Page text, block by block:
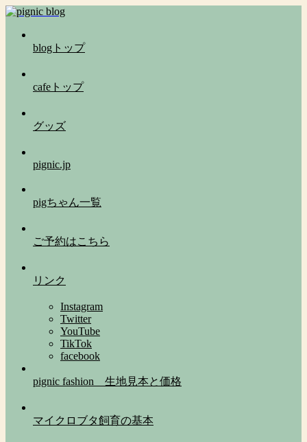
blogトップ
cafeトップ
グッズ
pignic.jp
pigちゃん一覧
ご予約はこちら
リンク
Instagram
Twitter
YouTube
TikTok
facebook
pignic fashion 生地見本と価格
マイクロブタ飼育の基本